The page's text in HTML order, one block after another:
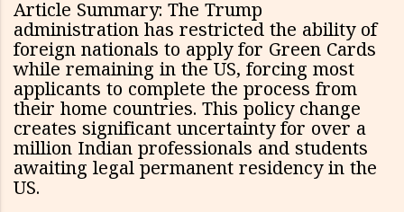
Article Summary: The Trump
administration has restricted the ability of
foreign nationals to apply for Green Cards
while remaining in the US, forcing most
applicants to complete the process from
their home countries. This policy change
creates significant uncertainty for over a
million Indian professionals and students
awaiting legal permanent residency in the
US.